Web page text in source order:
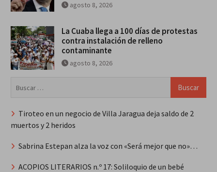
agosto 8, 2026
La Cuaba llega a 100 días de protestas
contra instalación de relleno
contaminante
agosto 8, 2026
Tiroteo en un negocio de Villa Jaragua deja saldo de 2
muertos y 2 heridos
Sabrina Estepan alza la voz con «Será mejor que no»…
ACOPIOS LITERARIOS n.º 17: Soliloquio de un bebé